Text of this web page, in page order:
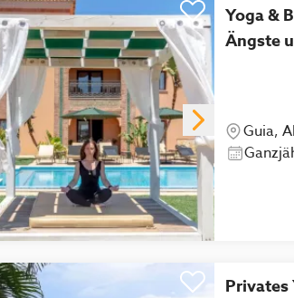
Yoga &
Ängste
Guia,
Privates